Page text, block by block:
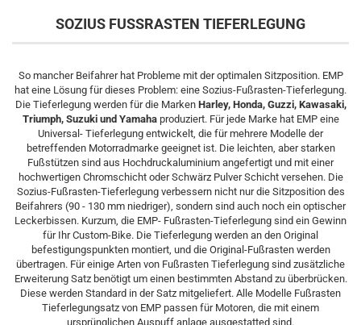
SOZIUS FUSSRASTEN TIEFERLEGUNG
So mancher Beifahrer hat Probleme mit der optimalen Sitzposition. EMP
hat eine Lösung für dieses Problem: eine Sozius-Fußrasten-Tieferlegung.
Die Tieferlegung werden für die Marken Harley, Honda, Guzzi, Kawasaki,
Triumph, Suzuki und Yamahaproduziert. Für jede Marke hat EMP eine
Universal- Tieferlegung entwickelt, die für mehrere Modelle der
betreffenden Motorradmarke geeignet ist. Die leichten, aber starken
Fußstützen sind aus Hochdruckaluminium angefertigt und mit einer
hochwertigen Chromschicht oder Schwärz Pulver Schicht versehen. Die
Sozius-Fußrasten-Tieferlegung verbessern nicht nur die Sitzposition des
Beifahrers (90 - 130 mm niedriger), sondern sind auch noch ein optischer
Leckerbissen. Kurzum, die EMP- Fußrasten-Tieferlegung sind ein Gewinn
für Ihr Custom-Bike. Die Tieferlegung werden an den Original
befestigungspunkten montiert, und die Original-Fußrasten werden
übertragen. Für einige Arten von Fußrasten Tieferlegung sind zusätzliche
Erweiterung Satz benötigt um einen bestimmten Abstand zu überbrücken.
Diese werden Standard in der Satz mitgeliefert. Alle Modelle Fußrasten
Tieferlegungsatz von EMP passen für Motoren, die mit einem
ursprünglichen Auspuff anlage ausgestatted sind.